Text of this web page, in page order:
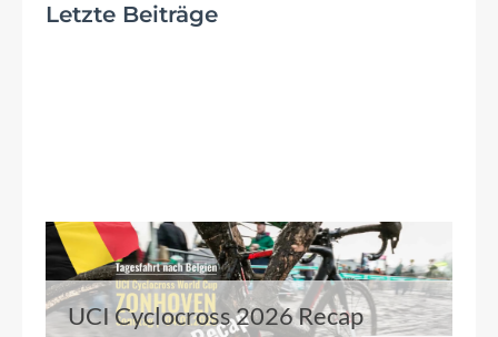
Letzte Beiträge
UCI Cyclocross 2026 Recap